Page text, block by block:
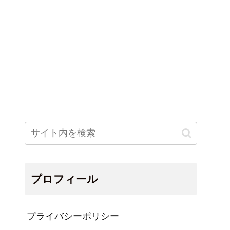
プロフィール
プライバシーポリシー